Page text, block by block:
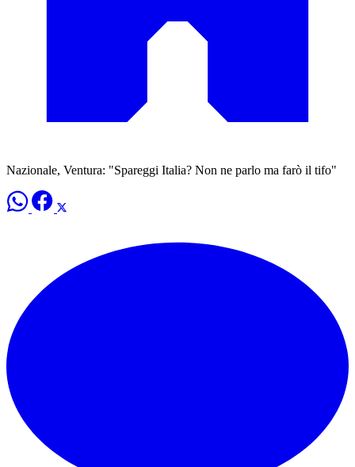
Nazionale, Ventura: "Spareggi Italia? Non ne parlo ma farò il tifo"